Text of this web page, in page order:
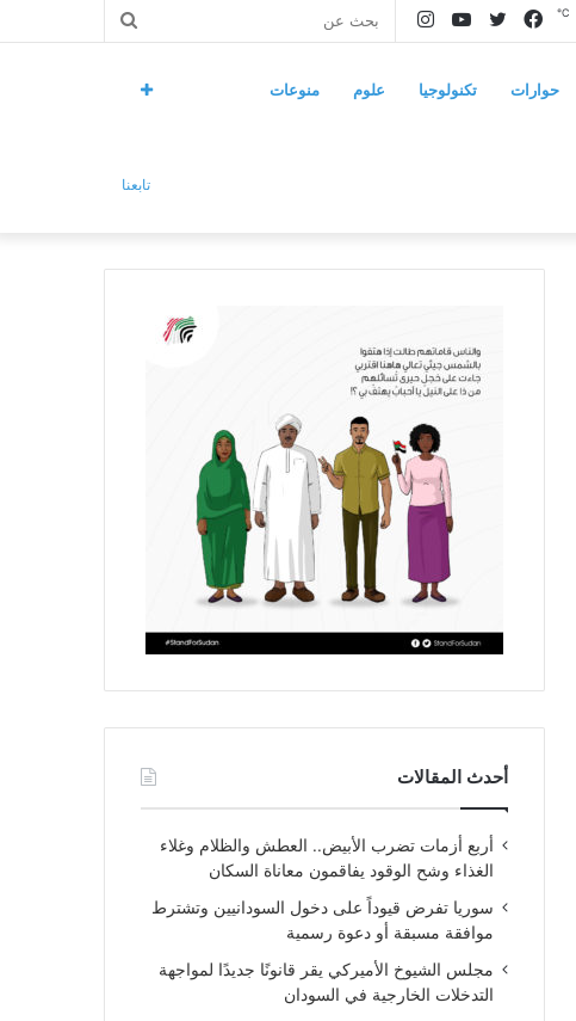
بحث
انستقراميوتيوبتويتر
فيسبوك ℃
حوارات تكنولوجيا علوم منوعات
تابعنا
أحدث المقالات
أربع أزمات تضرب الأبيض.. العطش والظلام وغلاء
الغذاء وشح الوقود يفاقمون معاناة السكان
سوريا تفرض قيوداً على دخول السودانيين وتشترط
موافقة مسبقة أو دعوة رسمية
مجلس الشيوخ الأميركي يقر قانونًا جديدًا لمواجهة
التدخلات الخارجية في السودان